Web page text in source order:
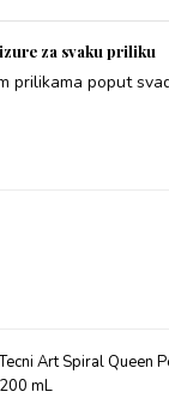
za svaku priliku
prilikama poput
Art Spiral Queen
mL